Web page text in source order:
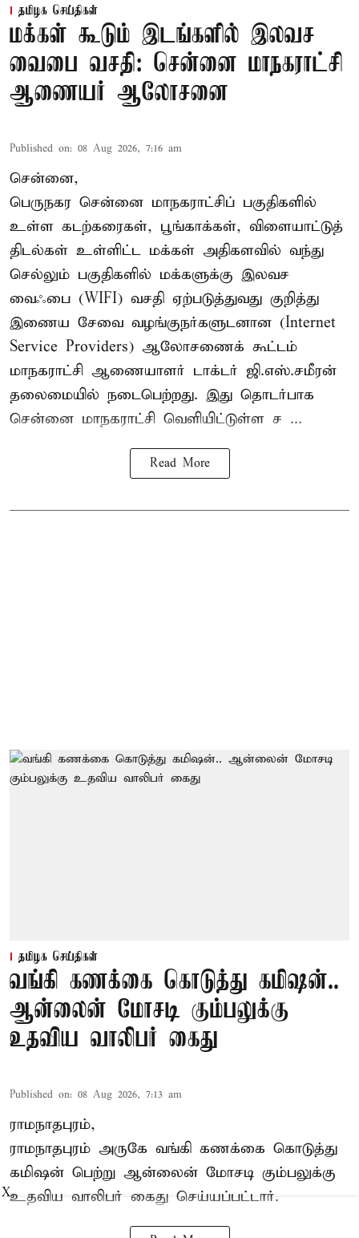
தமிழக செய்திகள்
மக்கள் கூடும் இடங்களில் இலவச
வைபை வசதி: சென்னை மாநகராட்சி
ஆணையர் ஆலோசனை
Published on: 08 Aug 2026, 7:16 am
சென்னை,
பெருநகர சென்னை மாநகராட்சிப் பகுதிகளில்
உள்ள கடற்கரைகள், பூங்காக்கள், விளையாட்டுத்
திடல்கள் உள்ளிட்ட மக்கள் அதிகளவில் வந்து
செல்லும் பகுதிகளில் மக்களுக்கு இலவச
வைஃபை (WIFI) வசதி ஏற்படுத்துவது குறித்து
இணைய சேவை வழங்குநர்களுடனான (Internet
Service Providers) ஆலோசணைக் கூட்டம்
மாநகராட்சி ஆணையாளர் டாக்டர் ஜி.எஸ்.சமீரன்
தலைமையில் நடைபெற்றது. இது தொடர்பாக
சென்னை மாநகராட்சி வெளியிட்டுள்ள ச ...
Read More
தமிழக செய்திகள்
வங்கி கணக்கை கொடுத்து கமிஷன்..
ஆன்லைன் மோசடி கும்பலுக்கு
உதவிய வாலிபர் கைது
Published on: 08 Aug 2026, 7:13 am
ராமநாதபுரம்,
ராமநாதபுரம் அருகே வங்கி கணக்கை கொடுத்து
கமிஷன் பெற்று ஆன்லைன் மோசடி கும்பலுக்கு
உதவிய வாலிபர் கைது செய்யப்பட்டார்.
X